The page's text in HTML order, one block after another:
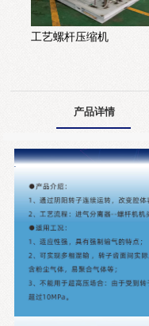
工艺螺杆压缩机
产品详情